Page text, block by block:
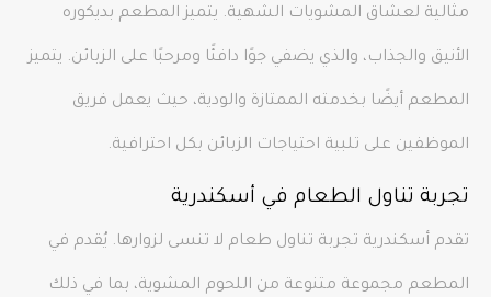
مثالية لعشاق المشويات الشهية. يتميز المطعم بديكوره
الأنيق والجذاب، والذي يضفي جوًا دافئًا ومرحبًا على الزبائن. يتميز
المطعم أيضًا بخدمته الممتازة والودية، حيث يعمل فريق
الموظفين على تلبية احتياجات الزبائن بكل احترافية.
تجربة تناول الطعام في أسكندرية
تقدم أسكندرية تجربة تناول طعام لا تنسى لزوارها. يُقدم في
المطعم مجموعة متنوعة من اللحوم المشوية، بما في ذلك